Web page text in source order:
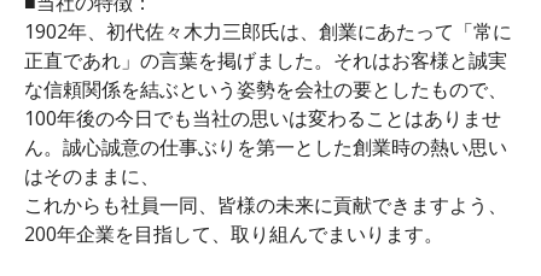
1902年、初代佐々木力三郎氏は、創業にあたって「常に
正直であれ」の言葉を掲げました。それはお客様と誠実
な信頼関係を結ぶという姿勢を会社の要としたもので、
100年後の今日でも当社の思いは変わることはありませ
ん。誠心誠意の仕事ぶりを第一とした創業時の熱い思い
はそのままに、
これからも社員一同、皆様の未来に貢献できますよう、
200年企業を目指して、取り組んでまいります。